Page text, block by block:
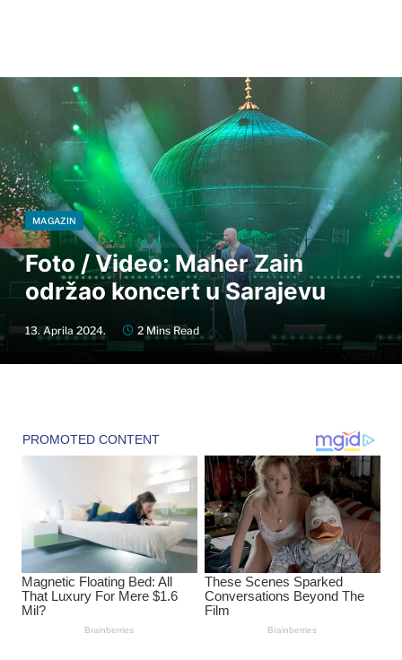
MAGAZIN
Foto / Video: Maher Zain
održao koncert u Sarajevu
13. Aprila 2024. 2 Mins Read